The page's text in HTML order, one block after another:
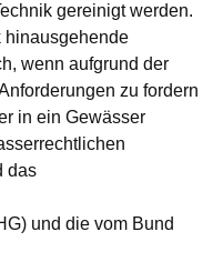
gereinigt werden.
hinausgehende
wenn aufgrund der
zu fordern
in ein Gewässer
das
und die vom Bund